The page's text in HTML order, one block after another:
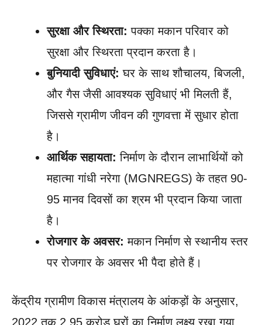
सुरक्षा और स्थिरता: पक्का मकान परिवार को
सुरक्षा और स्थिरता प्रदान करता है।
बुनियादी सुविधाएं: घर के साथ शौचालय, बिजली,
और गैस जैसी आवश्यक सुविधाएं भी मिलती हैं,
जिससे ग्रामीण जीवन की गुणवत्ता में सुधार होता
है।
आर्थिक सहायता: निर्माण के दौरान लाभार्थियों को
महात्मा गांधी नरेगा (MGNREGS) के तहत 90-
95 मानव दिवसों का श्रम भी प्रदान किया जाता
है।
रोजगार के अवसर: मकान निर्माण से स्थानीय स्तर
पर रोजगार के अवसर भी पैदा होते हैं।
केंद्रीय ग्रामीण विकास मंत्रालय के आंकड़ों के अनुसार,
2022 तक 2.95 करोड़ घरों का निर्माण लक्ष्य रखा गया